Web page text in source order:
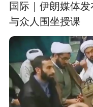
国际｜伊朗媒体
与众人围坐授课